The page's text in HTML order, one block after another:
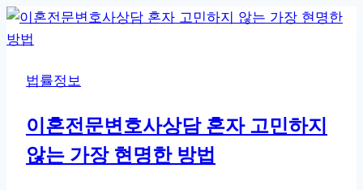
법률정보
이혼전문변호사상담 혼자 고민하지
않는 가장 현명한 방법